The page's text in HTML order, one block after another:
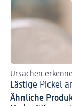
Ursachen
Lästige Pickel
Ähnliche